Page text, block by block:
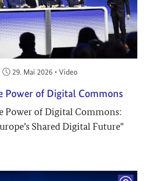
Veröffentlicht am:
29. Mai 2026 • Video
Power of Digital Commons
Power of Digital Commons:
Shared Digital Future"